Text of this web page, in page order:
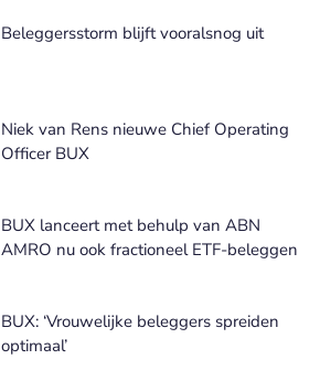
Beleggersstorm blijft vooralsnog uit
Niek van Rens nieuwe Chief Operating
Officer BUX
BUX lanceert met behulp van ABN
AMRO nu ook fractioneel ETF-beleggen
BUX: ‘Vrouwelijke beleggers spreiden
optimaal’